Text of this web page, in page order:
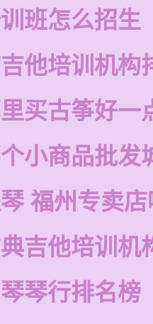
班怎么招生
他培训机构
买古筝好一
小商品批发
福州专卖
吉他培训机
琴行排名榜